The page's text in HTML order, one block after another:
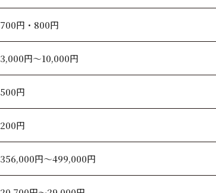
700円・800円
3,000円～10,000円
500円
200円
356,000円～499,000円